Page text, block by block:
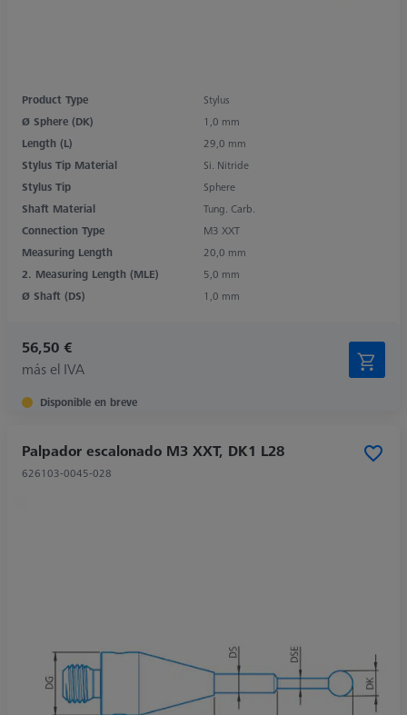
Product Type
Stylus
Ø Sphere (DK)
1,0 mm
Length (L)
29,0 mm
Stylus Tip Material
Si. Nitride
Stylus Tip
Sphere
Shaft Material
Tung. Carb.
Connection Type
M3 XXT
Measuring Length
20,0 mm
2. Measuring Length (MLE)
5,0 mm
Ø Shaft (DS)
1,0 mm
56,50 €
más el IVA
Disponible en breve
Palpador escalonado M3 XXT, DK1 L28
626103-0045-028